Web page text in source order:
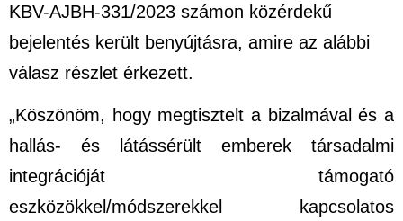
KBV-AJBH-331/2023 számon közérdekű
bejelentés került benyújtásra, amire az alábbi
válasz részlet érkezett.
„Köszönöm, hogy megtisztelt a bizalmával és a
hallás- és látássérült emberek társadalmi
integrációját támogató
eszközökkel/módszerekkel kapcsolatos